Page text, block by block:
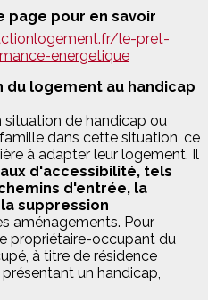
page pour en savoir
le-pret-
energetique
du logement au handicap
situation de handicap ou
dans cette situation, ce
à adapter leur logement. Il
d'accessibilité, tels
d'entrée, la
suppression
aménagements. Pour
propriétaire-occupant du
à titre de résidence
un handicap,